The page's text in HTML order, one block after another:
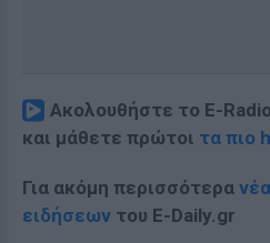
Ακολουθήστε το E-
και μάθετε πρώτοι τα πιο
Για ακόμη περισσότερα νέα
ειδήσεων του E-Daily.gr